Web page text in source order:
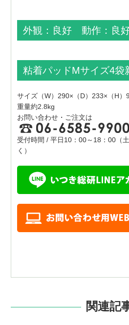
外観：良好 動作：良
粘着パッドMサイズ4袋
サイズ（W）290×（D）233×（H）
重量約2.8kg
お問い合わせ・ご注文は
受付時間 / 平日10：00～18：00（
く）
関連記